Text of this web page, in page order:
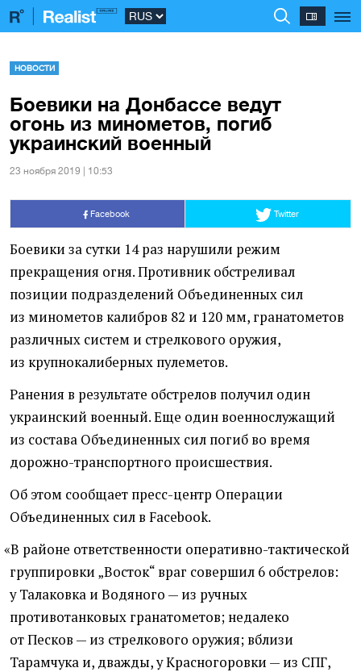
НОВОСТИ
Боевики на Донбассе ведут
огонь из минометов, погиб
украинский военный
23 ноября 2019 | 10:53
Facebook Twitter
Боевики за сутки 14 раз нарушили режим
прекращения огня. Противник обстреливал
позиции подразделений Объединенных сил
из минометов калибров 82 и 120 мм, гранатометов
различных систем и стрелкового оружия,
из крупнокалиберных пулеметов.
Ранения в результате обстрелов получил один
украинский военный. Еще один военнослужащий
из состава Объединенных сил погиб во время
дорожно-транспортного происшествия.
Об этом сообщает пресс-центр Операции
Объединенных сил в Facebook.
«В районе ответственности оперативно-тактической
группировки „Восток“ враг совершил 6 обстрелов:
у Талаковка и Водяного — из ручных
противотанковых гранатометов; недалеко
от Песков — из стрелкового оружия; вблизи
Тарамчука и, дважды, у Красногоровки — из СПГ,